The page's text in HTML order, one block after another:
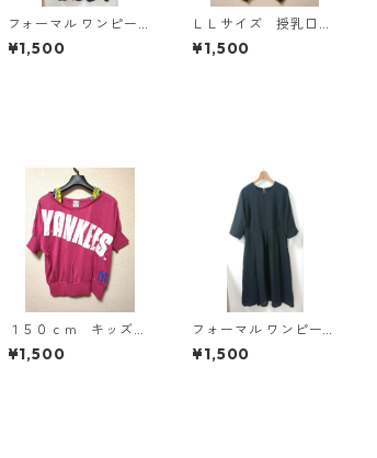
フォーマル ワンピース
5L ブラック ◆KIY-13
00◆
¥1,500
ＬＬサイズ 授乳口付
き マタニティ ドッ
キングワンピース ホ
¥1,500
１５０ｃｍ キッズ
重ね着風ドルマントッ
プス マゼンタ KAE
¥1,500
フォーマル ワンピース
5L ブラック ◆KIY-13
00◆
¥1,500